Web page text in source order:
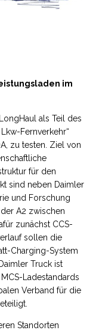
im
als Teil des
Fernverkehr“
zu testen. Ziel von
für den
sind neben Daimler
und Forschung
A2 zwischen
zunächst CCS-
sollen die
Charging-System
Truck ist
Ladestandards
Verband für die
Standorten